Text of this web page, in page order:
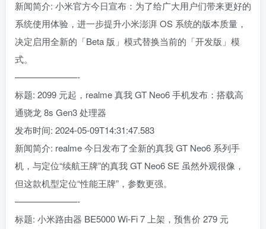
新闻简介: 小米官方今日宣布：为了给广大用户们带来更好的
系统使用体验，进一步提升小米澎湃 OS 系统的版本质量，
决定启用全新的「Beta 版」模式替换当前的「开发版」模
式。
———————-
标题: 2099 元起，realme 真我 GT Neo6 手机发布：搭载高
通骁龙 8s Gen3 处理器
发布时间: 2024-05-09T14:31:47.583
新闻简介: realme 今日发布了全新的真我 GT Neo6 系列手
机，与定位“续航王牌”的真我 GT Neo6 SE 虽然外观很像，
但这款机型定位“性能王牌”，参数更强。
———————-
标题: 小米路由器 BE5000 Wi-Fi 7 上架，预售价 279 元